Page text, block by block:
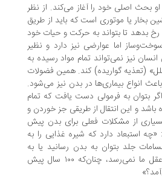
خود را آغاز می‌کند. از نظر
یا موتوری است که باید از طریق
بتواند به حرکت و حیات خود
اما عوارضی نیز دارد و نظیر
نمی‌تواند تمام مواد رسیده به
گواریده) کند. همین فضولات
بیماری‌ها در بدن نیز می‌شود.
به فرمولی دست یافت که تمام
انتقال از طریقی جز خوردن و
از مشکلات فعلی برای بدن پیش
دارد که شیره غذایی را به
بتوان به بدن رسانید یا به
وسیله دیگری که امروز به عقل ما نمی‌رسد، چنان‌که ۱۰۰ سال پیش